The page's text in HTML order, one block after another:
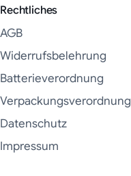
Rechtliches
AGB
Widerrufsbelehrung
Batterieverordnung
Verpackungsverordnung
Datenschutz
Impressum